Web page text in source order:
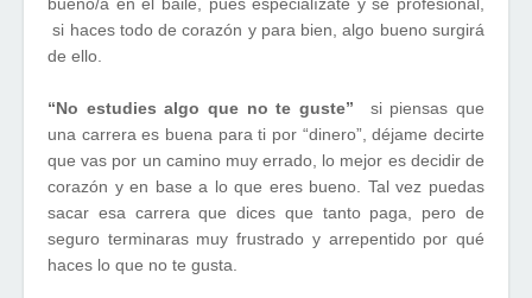
si haces todo de corazón y para bien, algo bueno surgirá
de ello.
“No estudies algo que no te guste” si piensas que
una carrera es buena para ti por “dinero”, déjame decirte
que vas por un camino muy errado, lo mejor es decidir de
corazón y en base a lo que eres bueno. Tal vez puedas
sacar esa carrera que dices que tanto paga, pero de
seguro terminaras muy frustrado y arrepentido por qué
haces lo que no te gusta.